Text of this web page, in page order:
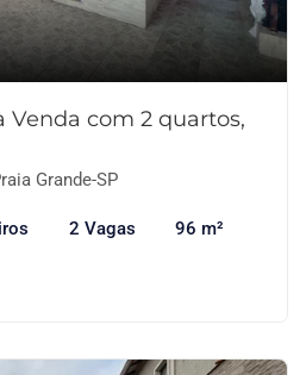
Venda com 2 quartos,
Grande-SP
2 Vagas 96 m²